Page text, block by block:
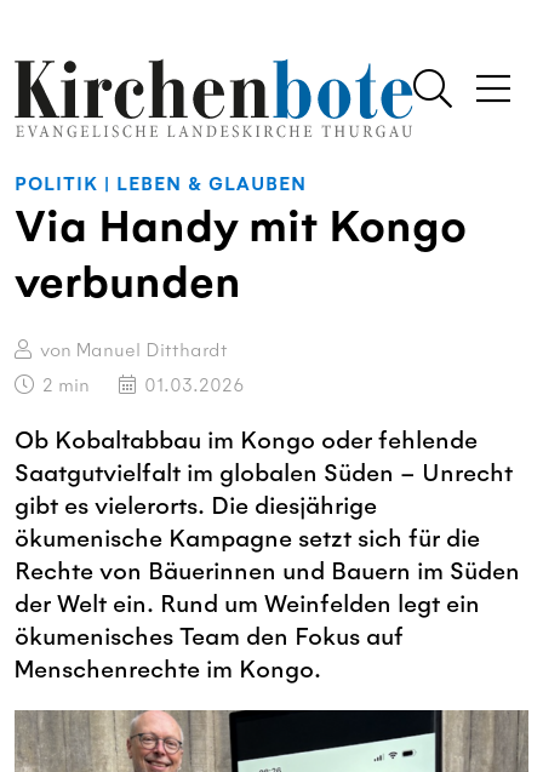
POLITIK | LEBEN & GLAUBEN
Via Handy mit Kongo
verbunden
von Manuel Ditthardt
2 min 01.03.2026
Ob Kobaltabbau im Kongo oder fehlende
Saatgutvielfalt im globalen Süden – Unrecht
gibt es vielerorts. Die diesjährige
ökumenische Kampagne setzt sich für die
Rechte von Bäuerinnen und Bauern im Süden
der Welt ein. Rund um Weinfelden legt ein
ökumenisches Team den Fokus auf
Menschenrechte im Kongo.